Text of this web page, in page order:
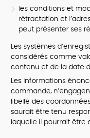
les conditions et
rétractation et
peut présenter ses
Les systèmes
considérés comme
contenu et de la date
Les informations
commande,
libellé des
saurait être tenu
laquelle il pourrait être